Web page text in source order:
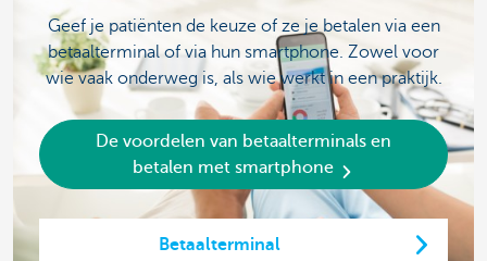
Geef je patiënten de keuze of ze je betalen via een
betaalterminal of via hun smartphone. Zowel voor
wie vaak onderweg is, als wie werkt in een praktijk.
De voordelen van betaalterminals en
betalen met smartphone
Betaalterminal